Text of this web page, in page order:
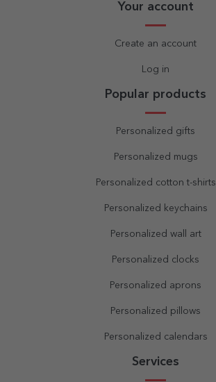
Your account
Create an account
Log in
Popular products
Personalized gifts
Personalized mugs
Personalized cotton t-shirts
Personalized keychains
Personalized wall art
Personalized clocks
Personalized aprons
Personalized pillows
Personalized calendars
Services